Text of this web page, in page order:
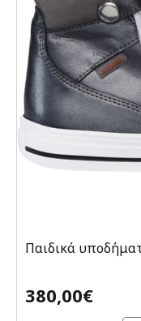
Παιδικά
380,00€